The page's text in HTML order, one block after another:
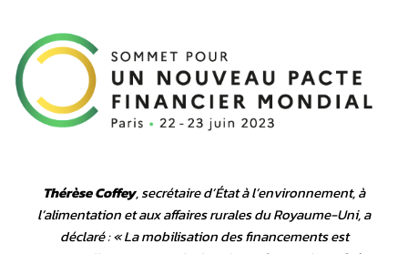
Thérèse Coffey, secrétaire d’État à l’environnement, à
l’alimentation et aux affaires rurales du Royaume-Uni, a
déclaré : «La mobilisation des financements est